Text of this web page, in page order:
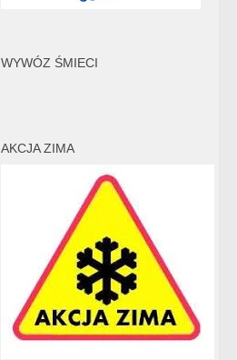
WYWÓZ ŚMIECI
AKCJA ZIMA